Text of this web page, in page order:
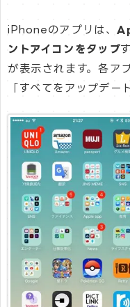
iPhoneのアプリは、
ントアイコンをタップ
が表示されます。各ア
「すべてをアップデー